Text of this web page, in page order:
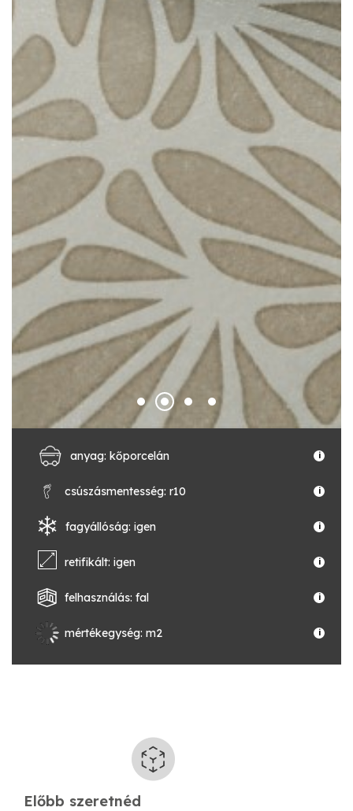
anyag: kőporcelán i
csúszásmentesség: r10 i
fagyállóság: igen i
retifikált: igen i
felhasználás: fal i
mértékegység: m2 i
Előbb szeretnéd